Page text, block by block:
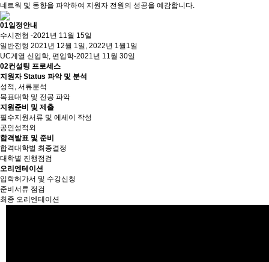
네트웍 및 동향을 파악하여 지원자 전원의 성공을 예감합니다.
01일정안내
수시전형 -2021년 11월 15일
일반전형 2021년 12월 1일, 2022년 1월1일
UC계열 신입학, 편입학-2021년 11월 30일
02컨설팅 프로세스
지원자 Status 파악 및 분석
성적, 서류분석
목표대학 및 전공 파악
지원준비 및 제출
필수지원서류 및 에세이 작성
공인성적외
합격발표 및 준비
합격대학별 최종결정
대학별 진행점검
오리엔테이션
입학허가서 및 수강신청
준비서류 점검
최종 오리엔테이션